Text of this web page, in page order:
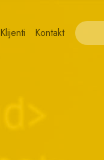
Klijenti Kontakt